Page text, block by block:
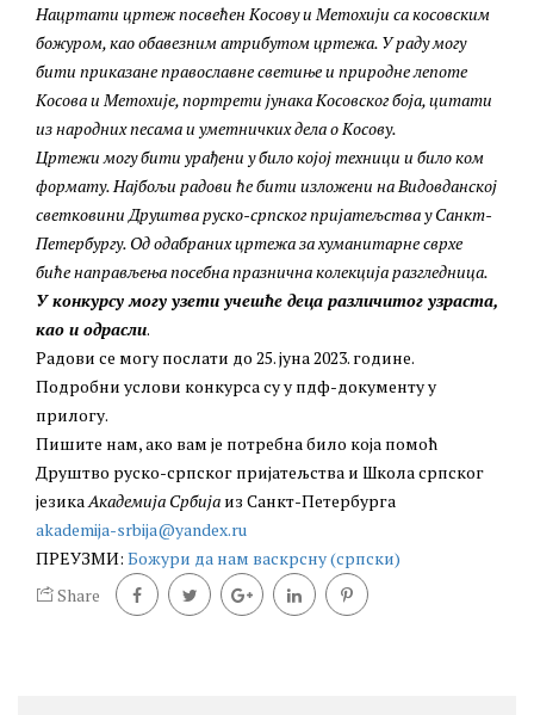
Нацртати цртеж посвећен Косову и Метохији са косовским
божуром, као обавезним атрибутом цртежа. У раду могу
бити приказане православне светиње и природне лепоте
Косова и Метохије, портрети јунака Косовског боја, цитати
из народних песама и уметничких дела о Косову.
Цртежи могу бити урађени у било којој техници и било ком
формату. Најбољи радови ће бити изложени на Видовданској
светковини Друштва руско-српског пријатељства у Санкт-
Петербургу. Од одабраних цртежа за хуманитарне сврхе
биће направљења посебна празнична колекција разгледница.
У конкурсу могу узети учешће деца различитог узраста,
као и одрасли.
Радови се могу послати до 25. јуна 2023. године.
Подробни услови конкурса су у пдф-документу у
прилогу.
Пишите нам, ако вам је потребна било која помоћ
Друштво руско-српског пријатељства и Школа српског
језикаАкадемија Србија из Санкт-Петербурга
akademija-srbija@yandex.ru
ПРЕУЗМИ: Божури да нам васкрсну (српски)
Share